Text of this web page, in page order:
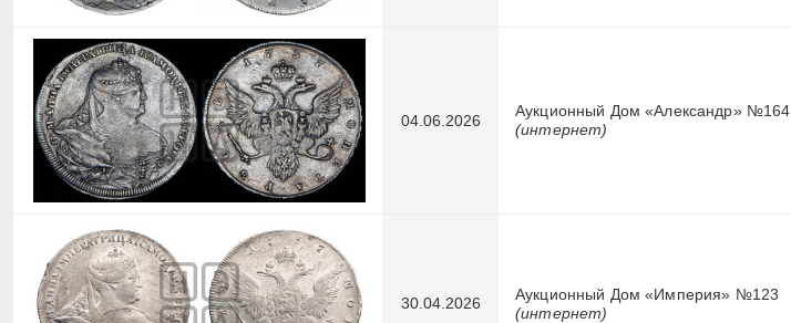
04.06.2026
Аукционный Дом «Александр» №164
(интернет)
30.04.2026
Аукционный Дом «Империя» №123
(интернет)